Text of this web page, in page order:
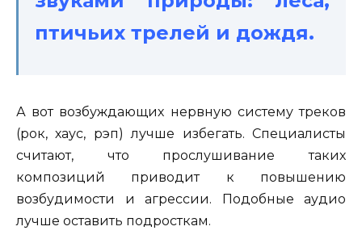
птичьих трелей и дождя.
А вот возбуждающих нервную систему треков
(рок, хаус, рэп) лучше избегать. Специалисты
считают, что прослушивание таких
композиций приводит к повышению
возбудимости и агрессии. Подобные аудио
лучше оставить подросткам.